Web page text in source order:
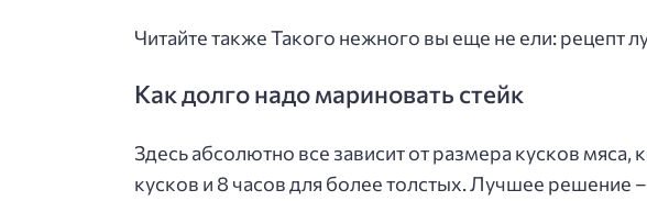
Читайте также Такого нежного вы еще не ели:
Как долго надо мариновать стейк
Здесь абсолютно все зависит от размера кусков
кусков и 8 часов для более толстых. Лучшее решение